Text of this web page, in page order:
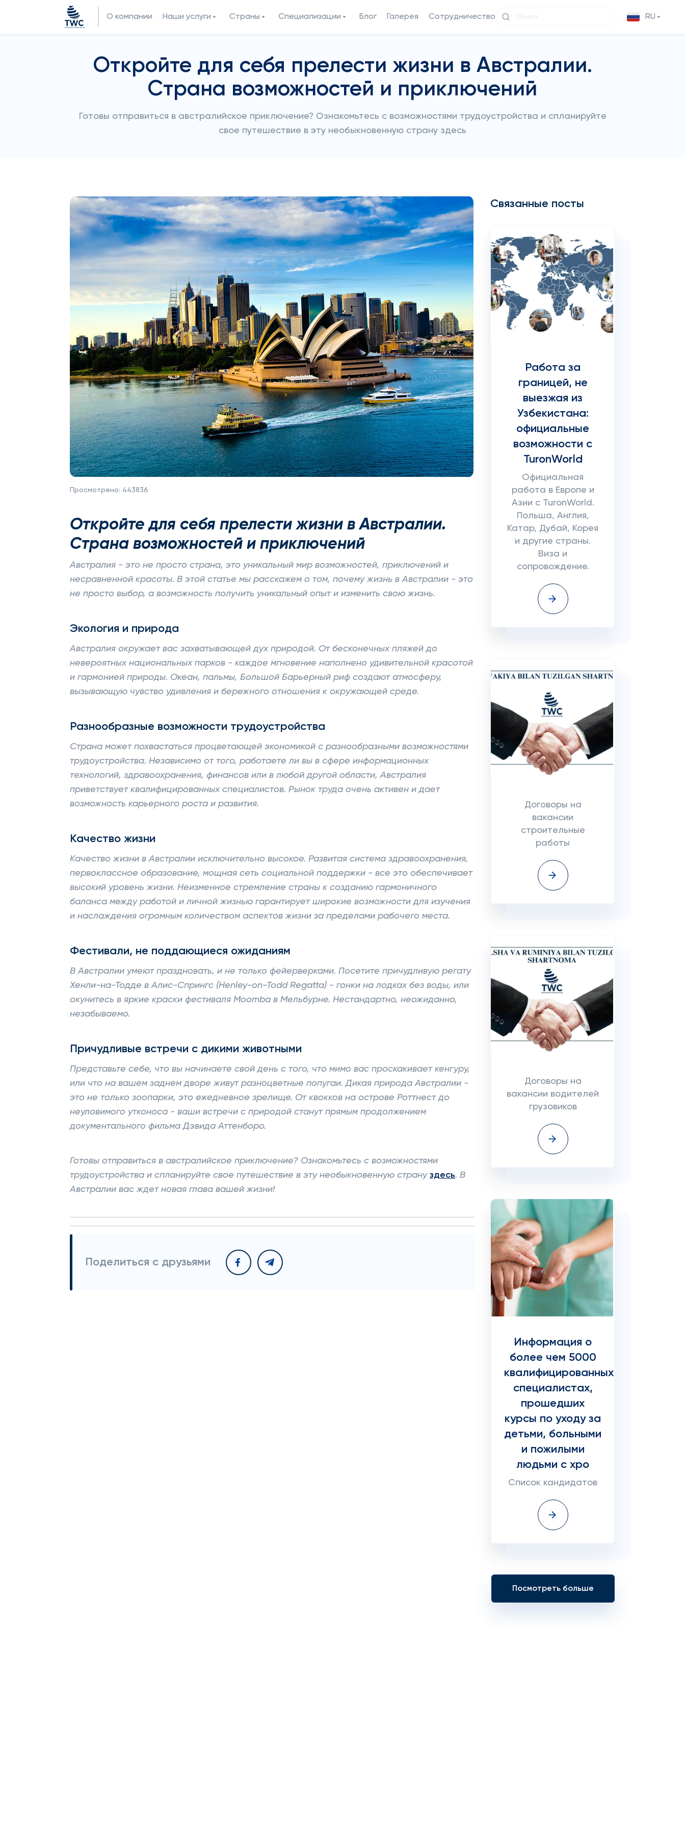
О компании Наши услуги Страны Специализации Блог Галерея Сотрудничество RU
Откройте для себя прелести жизни в Австралии.
Страна возможностей и приключений
Готовы отправиться в австралийское приключение? Ознакомьтесь с возможностями трудоустройства и спланируйте
свое путешествие в эту необыкновенную страну здесь
Просмотрено: 443836
Откройте для себя прелести жизни в Австралии.
Страна возможностей и приключений
Австралия - это не просто страна, это уникальный мир возможностей, приключений и
несравненной красоты. В этой статье мы расскажем о том, почему жизнь в Австралии - это
не просто выбор, а возможность получить уникальный опыт и изменить свою жизнь.
Экология и природа
Австралия окружает вас захватывающей дух природой. От бесконечных пляжей до
невероятных национальных парков - каждое мгновение наполнено удивительной красотой
и гармонией природы. Океан, пальмы, Большой Барьерный риф создают атмосферу,
вызывающую чувство удивления и бережного отношения к окружающей среде.
Разнообразные возможности трудоустройства
Страна может похвастаться процветающей экономикой с разнообразными возможностями
трудоустройства. Независимо от того, работаете ли вы в сфере информационных
технологий, здравоохранения, финансов или в любой другой области, Австралия
приветствует квалифицированных специалистов. Рынок труда очень активен и дает
возможность карьерного роста и развития.
Качество жизни
Качество жизни в Австралии исключительно высокое. Развитая система здравоохранения,
первоклассное образование, мощная сеть социальной поддержки - все это обеспечивает
высокий уровень жизни. Неизменное стремление страны к созданию гармоничного
баланса между работой и личной жизнью гарантирует широкие возможности для изучения
и наслаждения огромным количеством аспектов жизни за пределами рабочего места.
Фестивали, не поддающиеся ожиданиям
В Австралии умеют праздновать, и не только фейерверками. Посетите причудливую регату
Хенли-на-Тодде в Алис-Спрингс (Henley-on-Todd Regatta) - гонки на лодках без воды, или
окунитесь в яркие краски фестиваля Moomba в Мельбурне. Нестандартно, неожиданно,
незабываемо.
Причудливые встречи с дикими животными
Представьте себе, что вы начинаете свой день с того, что мимо вас проскакивает кенгуру,
или что на вашем заднем дворе живут разноцветные попугаи. Дикая природа Австралии -
это не только зоопарки, это ежедневное зрелище. От квокков на острове Роттнест до
неуловимого утконоса - ваши встречи с природой станут прямым продолжением
документального фильма Дэвида Аттенборо.
Готовы отправиться в австралийское приключение? Ознакомьтесь с возможностями
трудоустройства и спланируйте свое путешествие в эту необыкновенную страну здесь. В
Австралии вас ждет новая глава вашей жизни!
Поделиться с друзьями
Связанные посты
Работа за
границей, не
выезжая из
Узбекистана:
официальные
возможности с
TuronWorld
Официальная
работа в Европе и
Азии с TuronWorld.
Польша, Англия,
Катар, Дубай, Корея
и другие страны.
Виза и
сопровождение.
Договоры на
вакансии
строительные
работы
Договоры на
вакансии водителей
грузовиков
Информация о
более чем 5000
квалифицированных
специалистах,
прошедших
курсы по уходу за
детьми, больными
и пожилыми
людьми с хро
Список кандидатов
Посмотреть больше